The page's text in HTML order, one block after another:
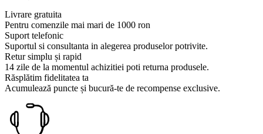
Livrare gratuita
Pentru comenzile mai mari de 1000 ron
Suport telefonic
Suportul si consultanta in alegerea produselor potrivite.
Retur simplu și rapid
14 zile de la momentul achizitiei poti returna produsele.
Răsplătim fidelitatea ta
Acumulează puncte și bucură-te de recompense exclusive.